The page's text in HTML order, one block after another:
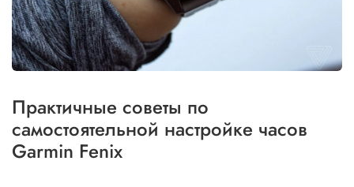
Практичные советы по
самостоятельной настройке часов
Garmin Fenix